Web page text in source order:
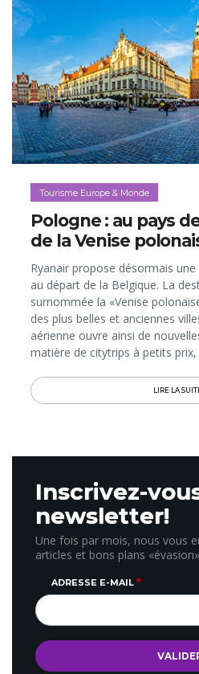
Tourisme Europe & Monde
Pologne : au pays
de la Venise
Ryanair propose désormais
au départ de la Belgique. La
surnommée la «Venise
des plus belles et anciennes
aérienne ouvre ainsi de
matière de citytrips à petits
Pologne), dont Wrocław est la
époustouflante sert de décor
LIRE LA
Inscrivez-
newsletter!
Une fois par mois, nous vous
articles et bons plans
ADRESSE E-MAIL